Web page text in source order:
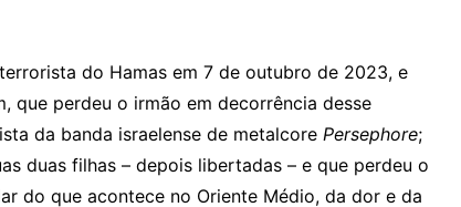
do Hamas em 7 de outubro de 2023, e
que perdeu o irmão em decorrência desse
da banda israelense de metalcore Persephore;
duas filhas – depois libertadas – e que perdeu o
do que acontece no Oriente Médio, da dor e da